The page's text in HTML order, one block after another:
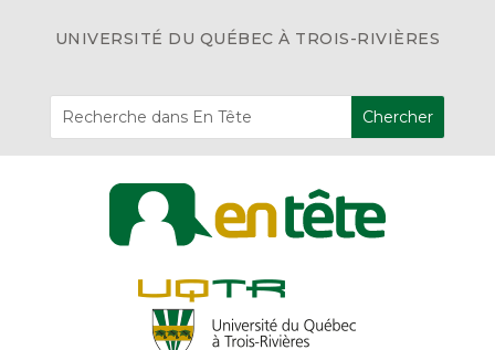
UNIVERSITÉ DU QUÉBEC À TROIS-RIVIÈRES